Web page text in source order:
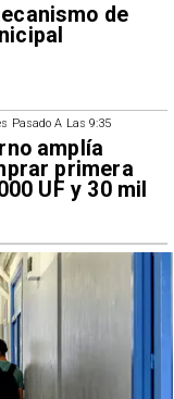
de
Pasado A Las 9:35
amplía
primera
UF y 30 mil